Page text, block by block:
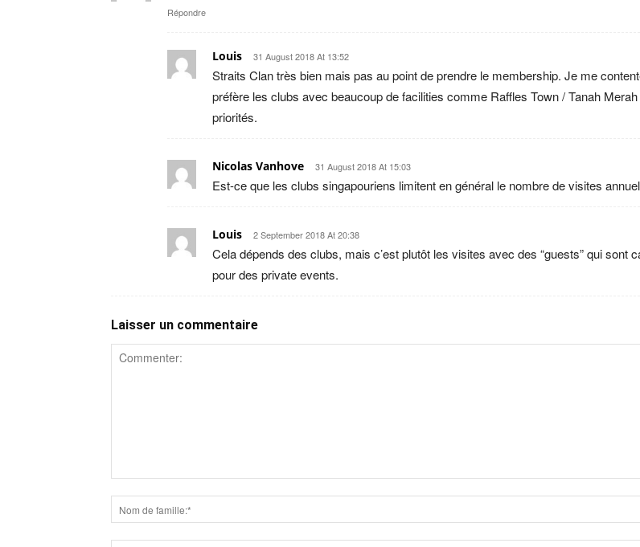
Répondre
Louis 31 August 2018 At 13:52
Straits Clan très bien mais pas au point de prendre le membership. Je me
préfère les clubs avec beaucoup de facilities comme Raffles Town / Tanah
priorités.
Nicolas Vanhove 31 August 2018 At 15:03
Est-ce que les clubs singapouriens limitent en général le nombre de visites
Louis 2 September 2018 At 20:38
Cela dépends des clubs, mais c’est plutôt les visites avec des “guests” qui sont
pour des private events.
Laisser un commentaire